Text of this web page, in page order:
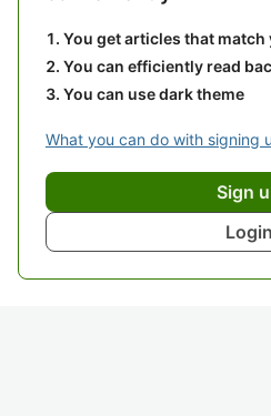
You get articles that match
You can efficiently read
You can use dark theme
What you can do with signing
Sign
Login